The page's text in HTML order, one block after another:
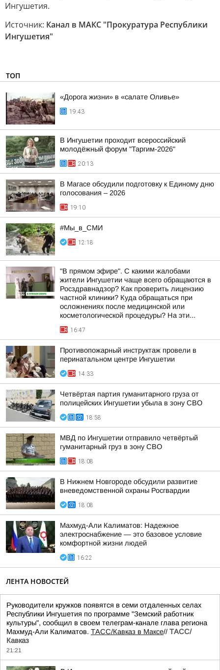
Ингушетия.
Источник: Канал в МАКС "Прокуратура Республики
Ингушетия"
ТОП
«Дорога жизни» в «салате Оливье»
19:43
В Ингушетии проходит всероссийский
молодёжный форум "Таргим-2026"
20:13
В Магасе обсудили подготовку к Единому дню
голосования – 2026
19:10
#Мы_в_СМИ
12:18
"В прямом эфире". С какими жалобами
жители Ингушетии чаще всего обращаются в
Росздравнадзор? Как проверить лицензию
частной клиники? Куда обращаться при
осложнениях после медицинской или
косметологической процедуры? На эти...
16:47
Противопожарный инструктаж провели в
перинатальном центре Ингушетии
14:33
Четвёртая партия гуманитарного груза от
полицейских Ингушетии убыла в зону СВО
18:58
МВД по Ингушетии отправило четвёртый
гуманитарный груз в зону СВО
18:08
В Нижнем Новгороде обсудили развитие
вневедомственной охраны Росгвардии
18:08
Махмуд-Али Калиматов: Надежное
электроснабжение — это базовое условие
комфортной жизни людей
16:22
ЛЕНТА НОВОСТЕЙ
Руководители кружков появятся в семи отдаленных селах
Республики Ингушетия по программе "Земский работник
культуры", сообщил в своем телеграм-канале глава региона
Махмуд-Али Калиматов. ТАСС/Кавказ в Максе// ТАСС/
Кавказ
21:21